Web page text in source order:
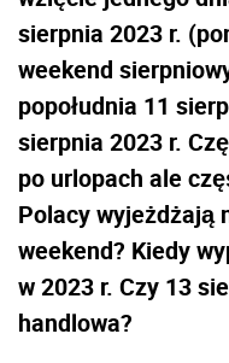
sierpnia 2023 r.
weekend
popołudnia 11
sierpnia 2023 r.
po urlopach ale
Polacy wyjeżdżają
weekend? Kiedy
w 2023 r. Czy 13
handlowa?